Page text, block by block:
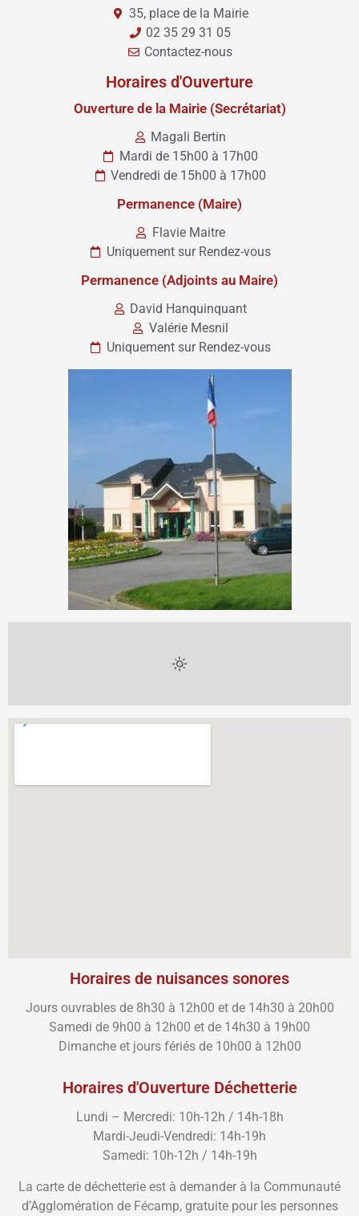
35, place de la Mairie
02 35 29 31 05
Contactez-nous
Horaires d'Ouverture
Ouverture de la Mairie (Secrétariat)
Magali Bertin
Mardi de 15h00 à 17h00
Vendredi de 15h00 à 17h00
Permanence (Maire)
Flavie Maitre
Uniquement sur Rendez-vous
Permanence (Adjoints au Maire)
David Hanquinquant
Valérie Mesnil
Uniquement sur Rendez-vous
Horaires de nuisances sonores
Jours ouvrables de 8h30 à 12h00 et de 14h30 à 20h00
Samedi de 9h00 à 12h00 et de 14h30 à 19h00
Dimanche et jours fériés de 10h00 à 12h00
Horaires d'Ouverture Déchetterie
Lundi – Mercredi: 10h-12h / 14h-18h
Mardi-Jeudi-Vendredi: 14h-19h
Samedi: 10h-12h / 14h-19h
La carte de déchetterie est à demander à la Communauté
d’Agglomération de Fécamp, gratuite pour les personnes